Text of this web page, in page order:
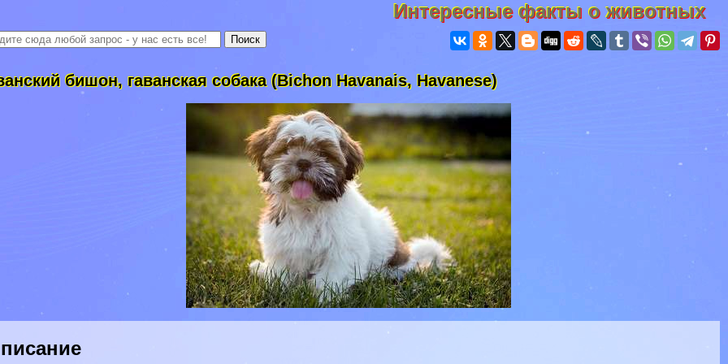
Интересные факты о животных
бишон, гаванская собака (Bichon Havanais, Havanese)